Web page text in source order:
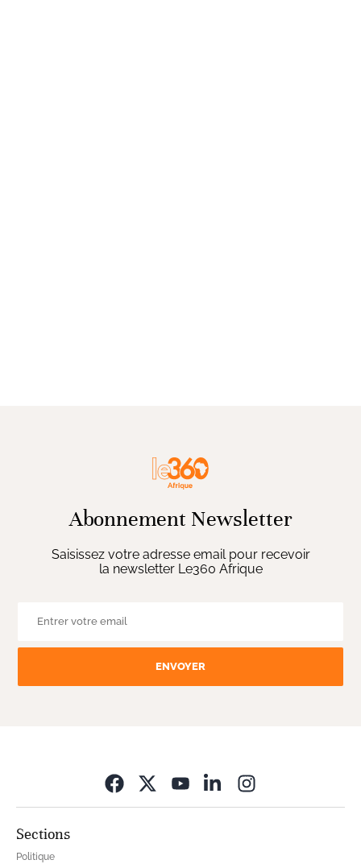
Abonnement Newsletter
Saisissez votre adresse email pour recevoir
la newsletter Le360 Afrique
ENVOYER
Sections
Politique